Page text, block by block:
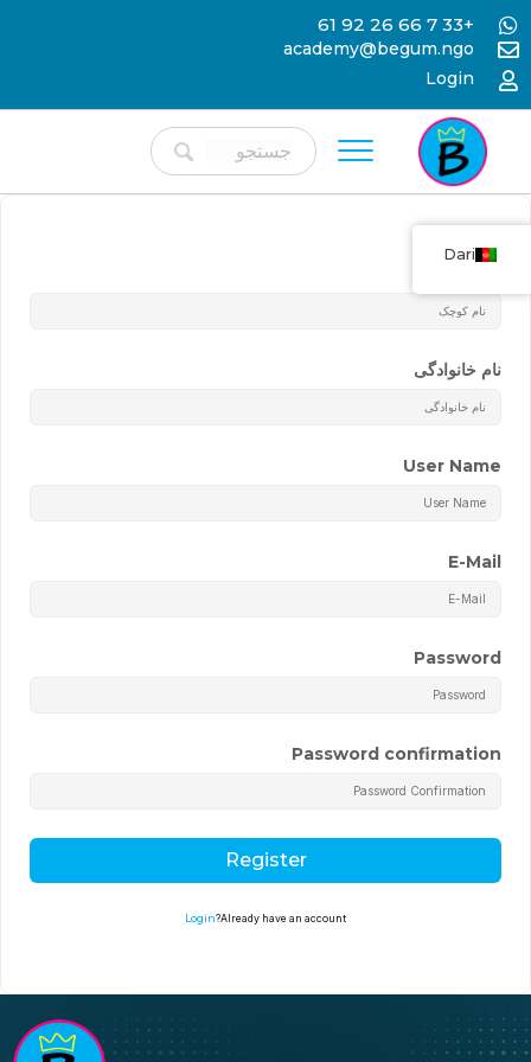
+33 7 66 26 92 61
academy@begum.ngo
Login
نام خانوادگی
User Name
E-Mail
Password
Password confirmation
Register
Already have an account?
Login
Dari